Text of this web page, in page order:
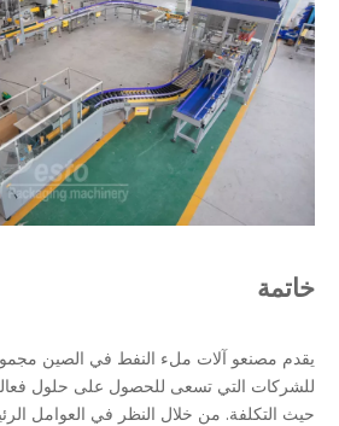
خاتمة
يقدم مصنعو آلات ملء النفط في الصين
للشركات التي تسعى للحصول على حلول
حيث التكلفة. من خلال النظر في العوامل